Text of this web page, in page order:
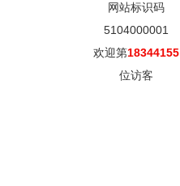
网站标识码
5104000001
欢迎第18344155
位访客